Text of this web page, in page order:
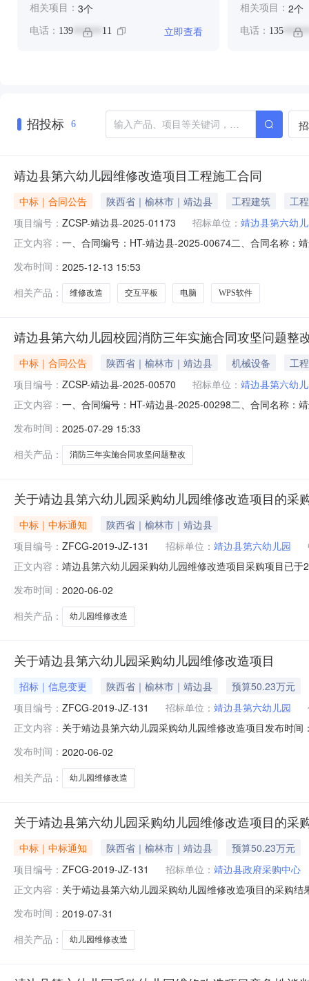
相关项目： 3个
电话： 139 ****** 11 立即查看
相关项目： 2个
电话： 135
招投标 6
靖边县第六幼儿园维修改造项目工程施工合同
中标｜合同公告 陕西省｜榆林市｜靖边县 工程建筑
工程
项目编号： ZCSP-靖边县-2025-01173 招标单位： 靖边县第六幼
正文内容： 一、合同编号：HT-靖边县-2025-00674二、合同名称：
榆林市靖边县河东聚业建材市场联系方式：
发布时间： 2025-12-13 15:53
相关产品：
维修改造 交互平板 电脑 WPS软件
靖边县第六幼儿园校园消防三年实施合同攻坚问题整
中标｜合同公告 陕西省｜榆林市｜靖边县 机械设备
工程
项目编号： ZCSP-靖边县-2025-00570 招标单位： 靖边县第六幼
正文内容： 一、合同编号：HT-靖边县-2025-00298二、合同名称：
程有限公司地址：陕西省榆林市联系方式：
发布时间： 2025-07-29 15:33
相关产品：
消防三年实施合同攻坚问题整改
关于靖边县第六幼儿园采购幼儿园维修改造项目的采
中标｜中标通知
陕西省｜榆林市｜靖边县
项目编号： ZFCG-2019-JZ-131 招标单位： 靖边县第六幼儿园
正文内容： 靖边县第六幼儿园采购幼儿园维修改造项目采购项目已
2、联系人：刘建邦3、联系方式：13992204911四、采
发布时间： 2020-06-02
相关产品：
幼儿园维修改造
关于靖边县第六幼儿园采购幼儿园维修改造项目
招标｜信息变更 陕西省｜榆林市｜靖边县
预算50.23万元
项目编号： ZFCG-2019-JZ-131 招标单位： 靖边县第六幼儿园
正文内容： 关于靖边县第六幼儿园采购幼儿园维修改造项目发布时
华、王彦艳张立总成交金额￥50.230000万元（人民币
发布时间： 2020-06-02
相关产品：
幼儿园维修改造
关于靖边县第六幼儿园采购幼儿园维修改造项目的采
中标｜中标通知 陕西省｜榆林市｜靖边县
预算50.23万元
项目编号： ZFCG-2019-JZ-131 招标单位： 靖边县政府采购中心
正文内容： 关于靖边县第六幼儿园采购幼儿园维修改造项目的采购
儿园维修改造项目二、采购项目编号：ZFCG-2019-JZ-
发布时间： 2019-07-31
相关产品：
幼儿园维修改造